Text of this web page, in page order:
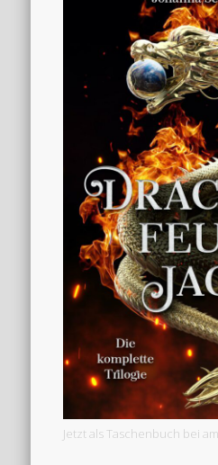
Jetzt als Taschenbuch bei